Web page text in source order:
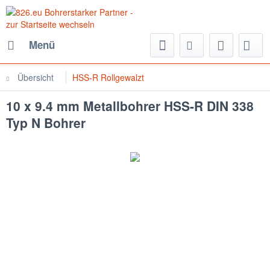
Menü
Übersicht HSS-R Rollgewalzt
10 x 9.4 mm Metallbohrer HSS-R DIN 338
Typ N Bohrer